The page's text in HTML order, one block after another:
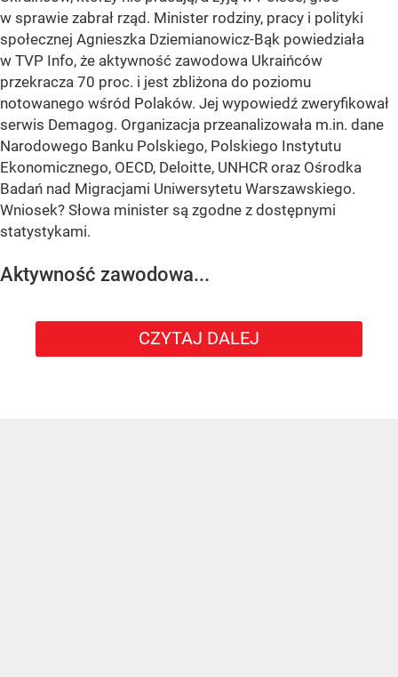
w sprawie zabrał rząd. Minister rodziny, pracy i polityki
społecznej Agnieszka Dziemianowicz-Bąk powiedziała
w TVP Info, że aktywność zawodowa Ukraińców
przekracza 70 proc. i jest zbliżona do poziomu
notowanego wśród Polaków. Jej wypowiedź zweryfikował
serwis Demagog. Organizacja przeanalizowała m.in. dane
Narodowego Banku Polskiego, Polskiego Instytutu
Ekonomicznego, OECD, Deloitte, UNHCR oraz Ośrodka
Badań nad Migracjami Uniwersytetu Warszawskiego.
Wniosek? Słowa minister są zgodne z dostępnymi
statystykami.
Aktywność zawodowa...
CZYTAJ DALEJ